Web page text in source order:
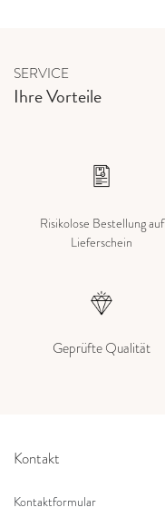
SERVICE
Ihre Vorteile
Risikolose Bestellung auf
Lieferschein
Geprüfte Qualität
Kontakt
Kontaktformular